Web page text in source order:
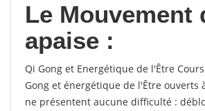
Le Mouvement
apaise :
Qi Gong et Energétique de l'Être
Gong et énergétique de l'Être ouverts
ne présentent aucune difficulté :